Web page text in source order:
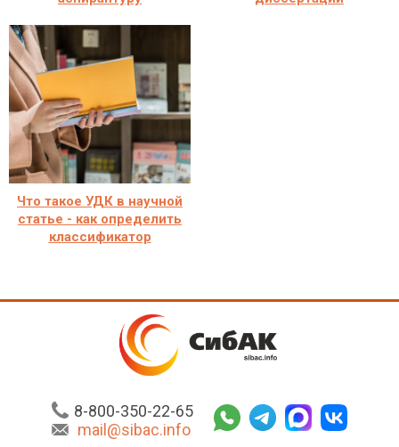
Что такое УДК в научной
статье - как определить
классификатор
8-800-350-22-65
mail@sibac.info